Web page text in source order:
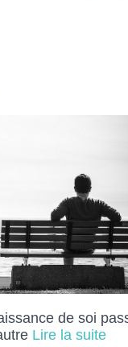
de soi
Lire la suite